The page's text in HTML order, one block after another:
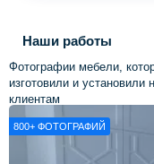
Наши работы
Фотографии мебели,
изготовили и установили
клиентам
800+ ФОТОГРАФИЙ